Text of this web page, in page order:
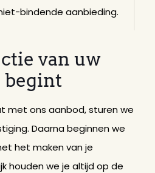
bindende aanbieding.
van uw
begint
met ons aanbod, sturen we
Daarna beginnen we
het maken van je
houden we je altijd op de